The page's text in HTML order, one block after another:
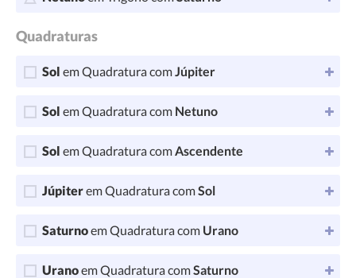
Quadraturas
Sol em Quadratura comJúpiter
Sol em Quadratura com Netuno
Sol em Quadratura comAscendente
Júpiterem Quadratura comSol
Saturnoem Quadratura com Urano
Uranoem Quadratura comSaturno